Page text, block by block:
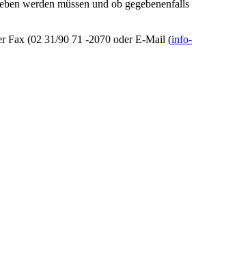
werden müssen und ob gegebenenfalls
Fax (02 31/90 71 -2070 oder E-Mail (info-